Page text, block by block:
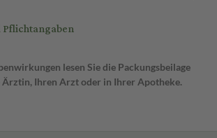
lesen Sie die Packungsbeilage
Ärztin, Ihren Arzt oder in Ihrer Apotheke.